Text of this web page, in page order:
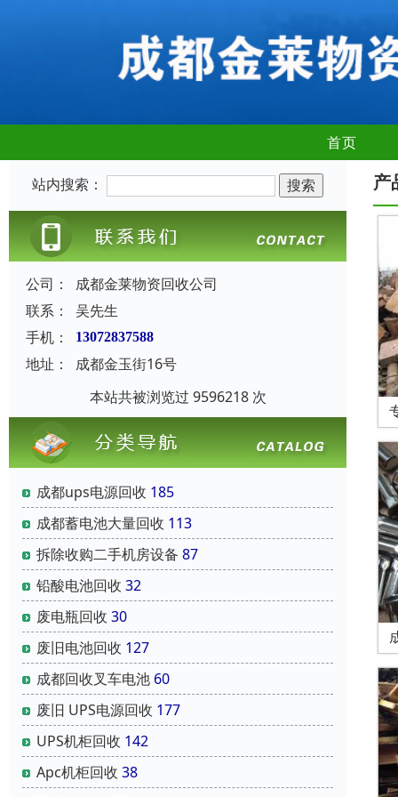
首页
站内搜索：
公司：
成都金莱物资回收公司
联系：
吴先生
手机：
13072837588
地址：
成都金玉街16号
本站共被浏览过 9596218 次
成都ups电源回收 185
成都蓄电池大量回收 113
拆除收购二手机房设备 87
铅酸电池回收 32
废电瓶回收 30
废旧电池回收 127
成都回收叉车电池 60
废旧 UPS电源回收 177
UPS机柜回收 142
Apc机柜回收 38
产